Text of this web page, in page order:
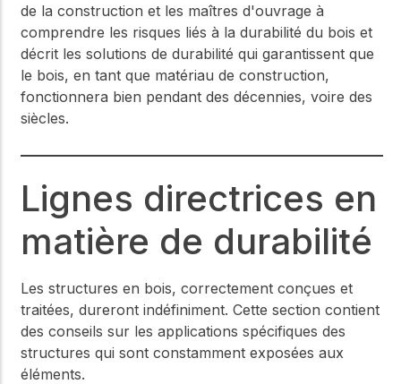
de la construction et les maîtres d'ouvrage à
comprendre les risques liés à la durabilité du bois et
décrit les solutions de durabilité qui garantissent que
le bois, en tant que matériau de construction,
fonctionnera bien pendant des décennies, voire des
siècles.
Lignes directrices en
matière de durabilité
Les structures en bois, correctement conçues et
traitées, dureront indéfiniment. Cette section contient
des conseils sur les applications spécifiques des
structures qui sont constamment exposées aux
éléments.